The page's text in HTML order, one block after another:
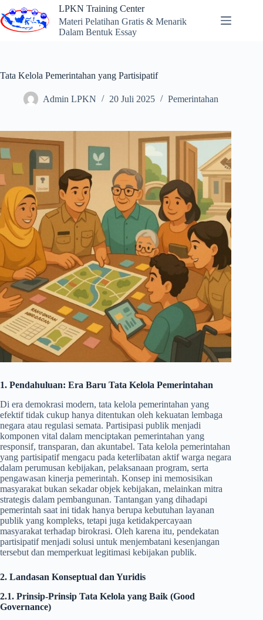
to
content
LPKN Training Center
Materi Pelatihan Gratis & Menarik
Dalam Bentuk Essay
Tata Kelola Pemerintahan yang Partisipatif
Admin LPKN 20 Juli 2025 Pemerintahan
1. Pendahuluan: Era Baru Tata Kelola Pemerintahan
Di era demokrasi modern, tata kelola pemerintahan yang
efektif tidak cukup hanya ditentukan oleh kekuatan lembaga
negara atau regulasi semata. Partisipasi publik menjadi
komponen vital dalam menciptakan pemerintahan yang
responsif, transparan, dan akuntabel. Tata kelola pemerintahan
yang partisipatif mengacu pada keterlibatan aktif warga negara
dalam perumusan kebijakan, pelaksanaan program, serta
pengawasan kinerja pemerintah. Konsep ini memosisikan
masyarakat bukan sekadar objek kebijakan, melainkan mitra
strategis dalam pembangunan. Tantangan yang dihadapi
pemerintah saat ini tidak hanya berupa kebutuhan layanan
publik yang kompleks, tetapi juga ketidakpercayaan
masyarakat terhadap birokrasi. Oleh karena itu, pendekatan
partisipatif menjadi solusi untuk menjembatani kesenjangan
tersebut dan memperkuat legitimasi kebijakan publik.
2. Landasan Konseptual dan Yuridis
2.1. Prinsip-Prinsip Tata Kelola yang Baik (Good
Governance)